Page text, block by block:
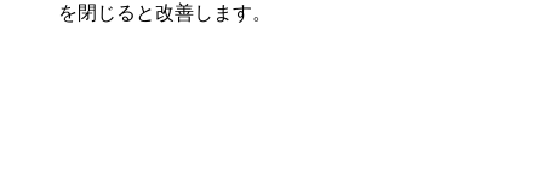
を閉じると改善します。